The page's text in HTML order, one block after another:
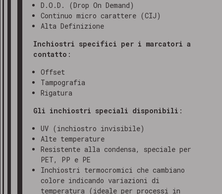
D.O.D. (Drop On Demand)
Continuo micro carattere (CIJ)
Alta Definizione
Inchiostri specifici per i marcatori a
contatto :
Offset
Tampografia
Rigatura
Gli inchiostri speciali disponibili :
UV (inchiostro invisibile)
Alte temperature
Resistente alla condensa, speciale per
PET, PP e PE
Inchiostri termocromici che cambiano
colore indicando variazioni di
temperatura (ideale per processi in